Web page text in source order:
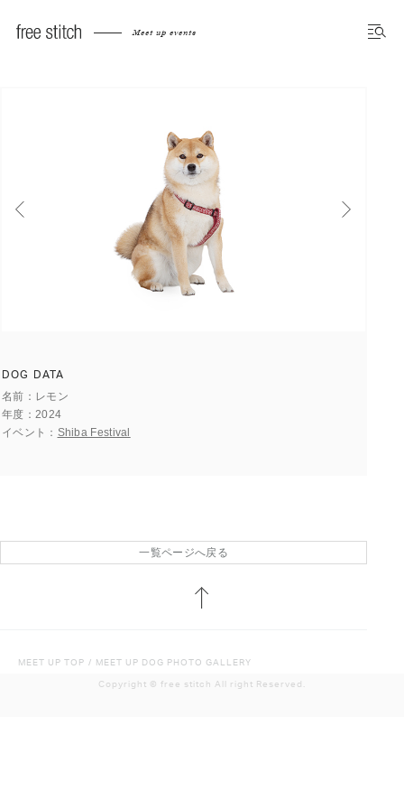
Meet up events
次へ
DOG DATA
名前
レモン
年度
2024
イベント
Shiba Festival
一覧ページへ戻る
MEET UP TOP / MEET UP DOG PHOTO GALLERY
Copyright ©︎ free stitch All right Reserved.